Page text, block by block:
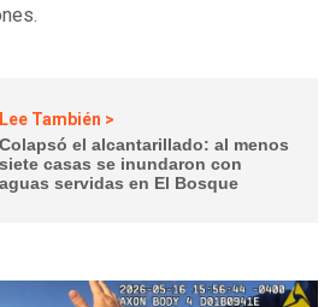
Lee También >
Colapsó el alcantarillado: al menos
siete casas se inundaron con
aguas servidas en El Bosque